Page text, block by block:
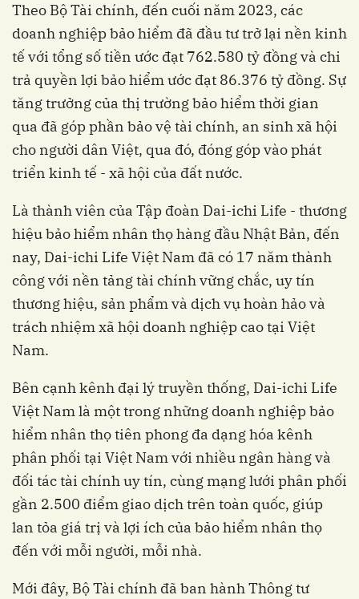
Theo Bộ Tài chính, đến cuối năm 2023, các
doanh nghiệp bảo hiểm đã đầu tư trở lại nền kinh
tế với tổng số tiền ước đạt 762.580 tỷ đồng và chi
trả quyền lợi bảo hiểm ước đạt 86.376 tỷ đồng. Sự
tăng trưởng của thị trường bảo hiểm thời gian
qua đã góp phần bảo vệ tài chính, an sinh xã hội
cho người dân Việt, qua đó, đóng góp vào phát
triển kinh tế - xã hội của đất nước.
Là thành viên của Tập đoàn Dai-ichi Life - thương
hiệu bảo hiểm nhân thọ hàng đầu Nhật Bản, đến
nay, Dai-ichi Life Việt Nam đã có 17 năm thành
công với nền tảng tài chính vững chắc, uy tín
thương hiệu, sản phẩm và dịch vụ hoàn hảo và
trách nhiệm xã hội doanh nghiệp cao tại Việt
Nam.
Bên cạnh kênh đại lý truyền thống, Dai-ichi Life
Việt Nam là một trong những doanh nghiệp bảo
hiểm nhân thọ tiên phong đa dạng hóa kênh
phân phối tại Việt Nam với nhiều ngân hàng và
đối tác tài chính uy tín, cùng mạng lưới phân phối
gần 2.500 điểm giao dịch trên toàn quốc, giúp
lan tỏa giá trị và lợi ích của bảo hiểm nhân thọ
đến với mỗi người, mỗi nhà.
Mới đây, Bộ Tài chính đã ban hành Thông tư